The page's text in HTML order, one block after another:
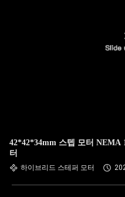
42*42*34mm 스텝 모터 NEMA
터
하이브리드 스테퍼 모터